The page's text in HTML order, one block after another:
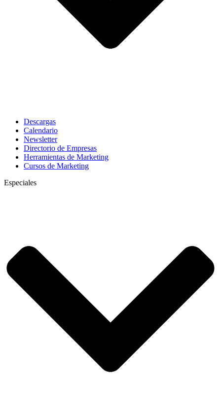
Descargas
Calendario
Newsletter
Directorio de Empresas
Herramientas de Marketing
Cursos de Marketing
Especiales